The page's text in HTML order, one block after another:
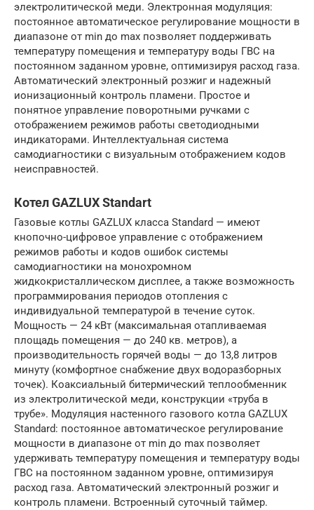
электролитической меди. Электронная модуляция:
постоянное автоматическое регулирование мощности в
диапазоне от min до max позволяет поддерживать
температуру помещения и температуру воды ГВС на
постоянном заданном уровне, оптимизируя расход газа.
Автоматический электронный розжиг и надежный
ионизационный контроль пламени. Простое и
понятное управление поворотными ручками с
отображением режимов работы светодиодными
индикаторами. Интеллектуальная система
самодиагностики с визуальным отображением кодов
неисправностей.
Котел GAZLUX Standart
Газовые котлы GAZLUX класса Standard — имеют
кнопочно-цифровое управление с отображением
режимов работы и кодов ошибок системы
самодиагностики на монохромном
жидкокристаллическом дисплее, а также возможность
программирования периодов отопления с
индивидуальной температурой в течение суток.
Мощность — 24 кВт (максимальная отапливаемая
площадь помещения — до 240 кв. метров), а
производительность горячей воды — до 13,8 литров
минуту (комфортное снабжение двух водоразборных
точек). Коаксиальный битермический теплообменник
из электролитической меди, конструкции «труба в
трубе». Модуляция настенного газового котла GAZLUX
Standard: постоянное автоматическое регулирование
мощности в диапазоне от min до max позволяет
удерживать температуру помещения и температуру воды
ГВС на постоянном заданном уровне, оптимизируя
расход газа. Автоматический электронный розжиг и
контроль пламени. Встроенный суточный таймер.